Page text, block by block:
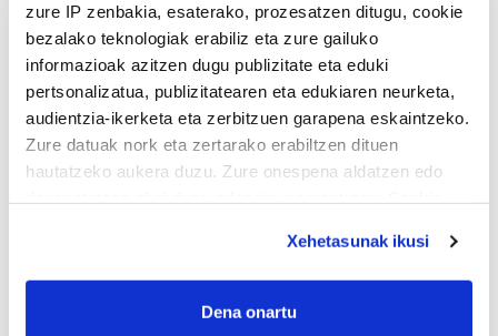
zure IP zenbakia, esaterako, prozesatzen ditugu, cookie
bezalako teknologiak erabiliz eta zure gailuko
informazioak azitzen dugu publizitate eta eduki
pertsonalizatua, publizitatearen eta edukiaren neurketa,
audientzia-ikerketa eta zerbitzuen garapena eskaintzeko.
Zure datuak nork eta zertarako erabiltzen dituen
hautatzeko aukera duzu. Zure onespena aldatzen edo
If you allow, we would also like to:
Collect information about your geographical
Xehetasunak ikusi
Dena onartu
3 4 5 6 7 8
10 11 12 13 14 15 16
17 18 19 20 21 22 23
31 1 3 4 5 6
EGURALDIA
Iturria: